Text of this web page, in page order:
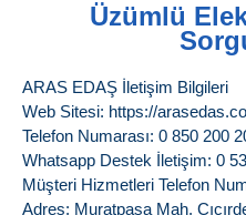
Üzümlü
ARAS EDAŞ İletişim Bilgileri
Web Sitesi: https://
Telefon Numarası: 0 850 200
Whatsapp Destek İletişim: 0
Müşteri Hizmetleri Telefon
Adres: Muratpaşa Mah.